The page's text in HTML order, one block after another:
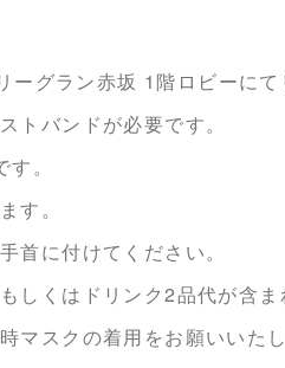
ーグラン赤坂 1階ロビーにて
トバンドが必要です。
。
す。
首に付けてください。
しくはドリンク2品代が含ま
マスクの着用をお願いいたし